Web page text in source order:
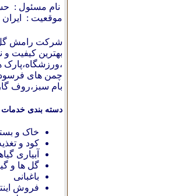
نام مسئول :
موقعیت :
ایران
شرکت رامش گل
بهترین کیفیت
چمن های
بام سبز،روف
دسته بندی
خاک و
کود و
آبیاری
گل ها و
باغبانی
فروش